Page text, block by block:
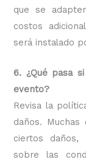
que se
costos
será instalado
6. ¿Qué pasa
evento?
Revisa la
daños.
ciertos
sobre las